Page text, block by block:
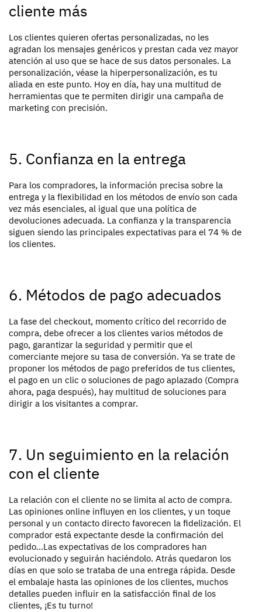
cliente más
Los clientes quieren ofertas personalizadas, no les
agradan los mensajes genéricos y prestan cada vez mayor
atención al uso que se hace de sus datos personales. La
personalización, véase la hiperpersonalización, es tu
aliada en este punto. Hoy en día, hay una multitud de
herramientas que te permiten dirigir una campaña de
marketing con precisión.
5. Confianza en la entrega
Para los compradores, la información precisa sobre la
entrega y la flexibilidad en los métodos de envío son cada
vez más esenciales, al igual que una política de
devoluciones adecuada. La confianza y la transparencia
siguen siendo las principales expectativas para el 74 % de
los clientes.
6. Métodos de pago adecuados
La fase del checkout, momento crítico del recorrido de
compra, debe ofrecer a los clientes varios métodos de
pago, garantizar la seguridad y permitir que el
comerciante mejore su tasa de conversión. Ya se trate de
proponer los métodos de pago preferidos de tus clientes,
el pago en un clic o soluciones de pago aplazado (Compra
ahora, paga después), hay multitud de soluciones para
dirigir a los visitantes a comprar.
7. Un seguimiento en la relación
con el cliente
La relación con el cliente no se limita al acto de compra.
Las opiniones online influyen en los clientes, y un toque
personal y un contacto directo favorecen la fidelización. El
comprador está expectante desde la confirmación del
pedido…Las expectativas de los compradores han
evolucionado y seguirán haciéndolo. Atrás quedaron los
días en que solo se trataba de una entrega rápida. Desde
el embalaje hasta las opiniones de los clientes, muchos
detalles pueden influir en la satisfacción final de los
clientes, ¡Es tu turno!